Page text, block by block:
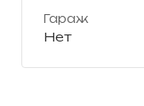
Гараж
Нет